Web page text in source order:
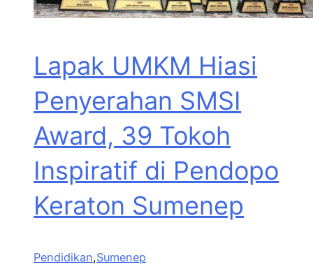
Lapak UMKM Hiasi
Penyerahan SMSI
Award, 39 Tokoh
Inspiratif di Pendopo
Keraton Sumenep
Pendidikan,Sumenep